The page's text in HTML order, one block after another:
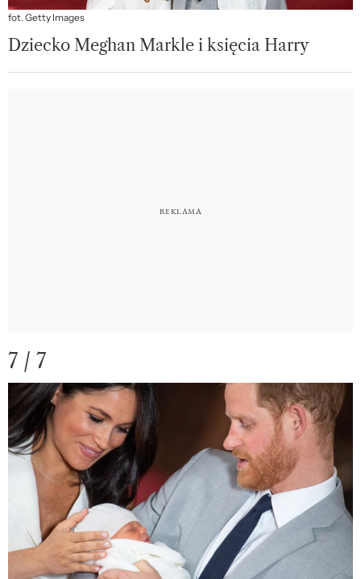
fot. Getty Images
Dziecko Meghan Markle i księcia Harry
7 / 7